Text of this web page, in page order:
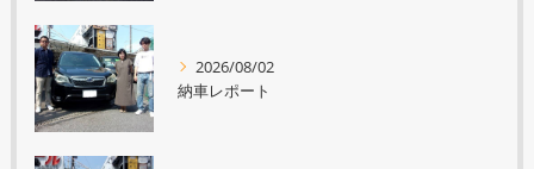
2026/08/02
納車レポート